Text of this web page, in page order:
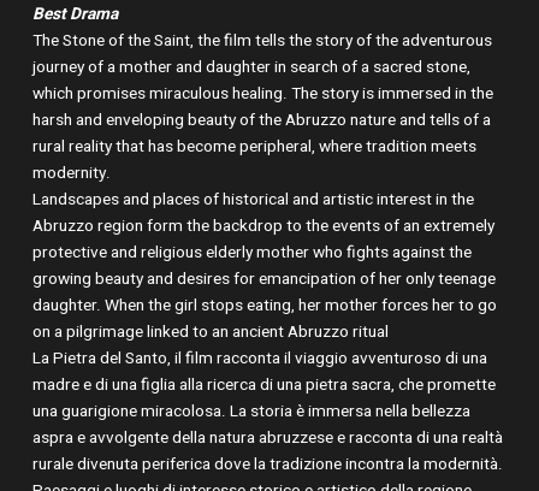
Best Drama
The Stone of the Saint, the film tells the story of the adventurous
journey of a mother and daughter in search of a sacred stone,
which promises miraculous healing. The story is immersed in the
harsh and enveloping beauty of the Abruzzo nature and tells of a
rural reality that has become peripheral, where tradition meets
modernity.
Landscapes and places of historical and artistic interest in the
Abruzzo region form the backdrop to the events of an extremely
protective and religious elderly mother who fights against the
growing beauty and desires for emancipation of her only teenage
daughter. When the girl stops eating, her mother forces her to go
on a pilgrimage linked to an ancient Abruzzo ritual
La Pietra del Santo, il film racconta il viaggio avventuroso di una
madre e di una figlia alla ricerca di una pietra sacra, che promette
una guarigione miracolosa. La storia è immersa nella bellezza
aspra e avvolgente della natura abruzzese e racconta di una realtà
rurale divenuta periferica dove la tradizione incontra la modernità.